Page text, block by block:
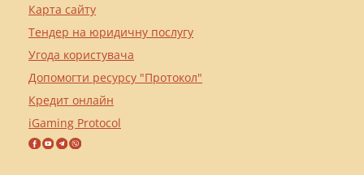
Карта сайту
Тендер на юридичну послугу
Угода користувача
Допомогти ресурсу "Протокол"
Кредит онлайн
iGaming Protocol